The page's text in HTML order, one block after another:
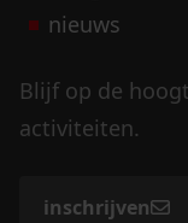
nieuws
Blijf op de
activiteiten.
inschrijven